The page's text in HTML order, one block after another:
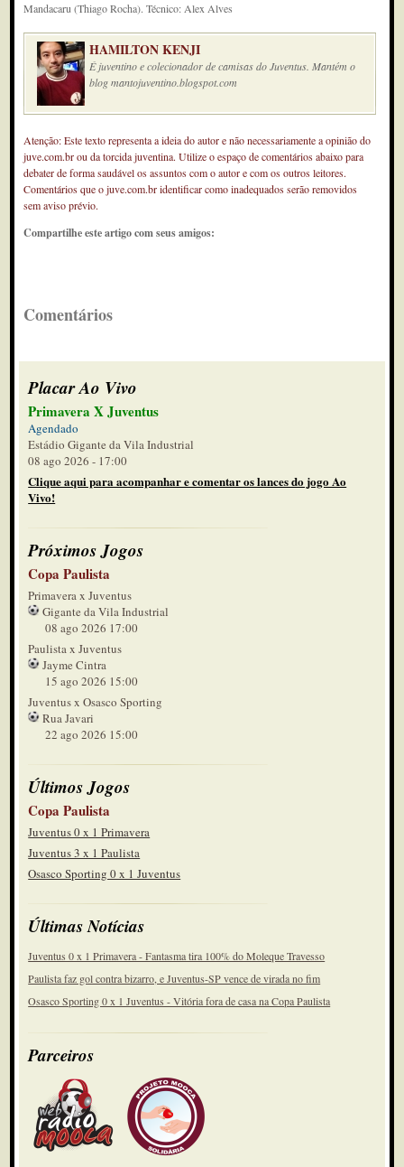
Mandacaru (Thiago Rocha). Técnico: Alex Alves
HAMILTON KENJI
É juventino e colecionador de camisas do Juventus. Mantém o
blog mantojuventino.blogspot.com
Atenção: Este texto representa a ideia do autor e não necessariamente a opinião do
juve.com.br ou da torcida juventina. Utilize o espaço de comentários abaixo para
debater de forma saudável os assuntos com o autor e com os outros leitores.
Comentários que o juve.com.br identificar como inadequados serão removidos
sem aviso prévio.
Compartilhe este artigo com seus amigos:
Comentários
Placar Ao Vivo
Primavera X Juventus
Agendado
Estádio Gigante da Vila Industrial
08 ago 2026 - 17:00
Clique aqui para acompanhar e comentar os lances do jogo Ao
Vivo!
Próximos Jogos
Copa Paulista
Primavera x Juventus
Gigante da Vila Industrial
08 ago 2026 17:00
Paulista x Juventus
Jayme Cintra
15 ago 2026 15:00
Juventus x Osasco Sporting
Rua Javari
22 ago 2026 15:00
Últimos Jogos
Copa Paulista
Juventus 0 x 1 Primavera
Juventus 3 x 1 Paulista
Osasco Sporting 0 x 1 Juventus
Últimas Notícias
Juventus 0 x 1 Primavera - Fantasma tira 100% do Moleque Travesso
Paulista faz gol contra bizarro, e Juventus-SP vence de virada no fim
Osasco Sporting 0 x 1 Juventus - Vitória fora de casa na Copa Paulista
Parceiros